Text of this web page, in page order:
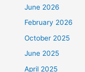
June 2026
February 2026
October 2025
June 2025
April 2025